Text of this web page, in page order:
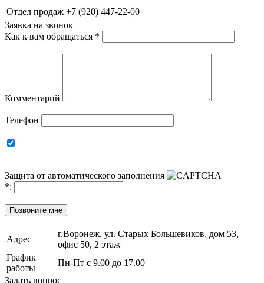
Отдел продаж +7 (920) 447-22-00
Заявка на звонок
Как к вам обращаться *
Комментарий
Телефон
Защита от автоматического заполнения
*:
Позвоните мне
Адрес
г.Воронеж, ул. Старых Большевиков, дом 53,
офис 50, 2 этаж
График
работы
Пн-Пт с 9.00 до 17.00
Задать вопрос